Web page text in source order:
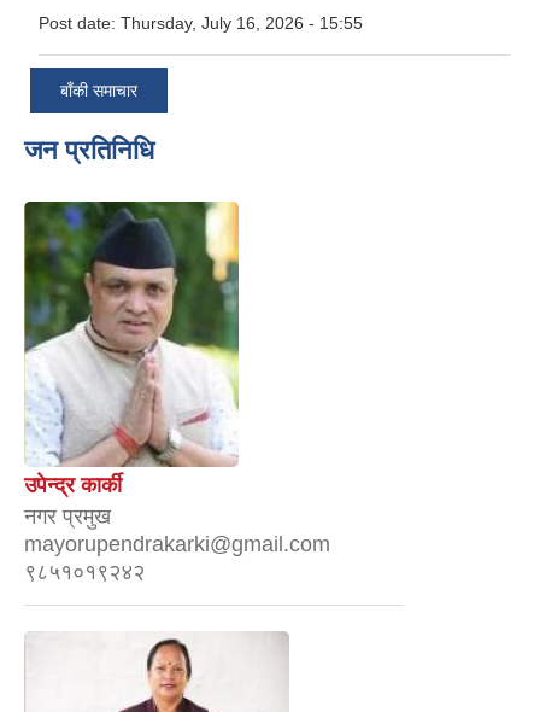
Post date: Thursday, July 16, 2026 - 15:55
बाँकी समाचार
जन प्रतिनिधि
उपेन्द्र कार्की
नगर प्रमुख
mayorupendrakarki@gmail.com
९८५१०१९२४२